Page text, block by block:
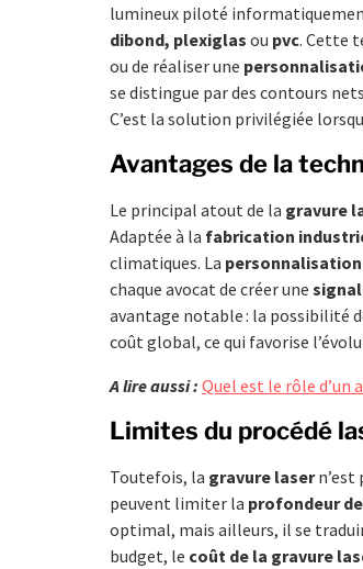
lumineux piloté
dibond, plexiglas ou pvc. Cette
ou de réaliser une
se distingue par des contours
C’est la solution privilégiée
Avantages de la
Le principal atout de la gravure
Adaptée à la fabrication
climatiques. La personnalisation
chaque avocat de créer une
avantage notable : la possibilité
coût global, ce qui favorise
A lire aussi : Quel est le rôle d’un
Limites du procédé
Toutefois, la gravure lasern’est
peuvent limiter la profondeur
optimal, mais ailleurs, il se
budget, le coût de la gravure